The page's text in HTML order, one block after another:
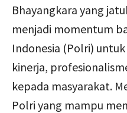
Bhayangkara yang
menjadi momentum
Indonesia (Polri)
kinerja,
kepada masyarakat.
Polri yang mampu